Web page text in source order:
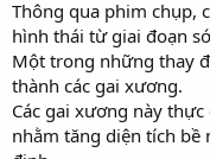
Thông qua phim chụp,
hình thái từ giai đoạn
Một trong những thay
thành các gai xương.
Các gai xương này
nhằm tăng diện tích bề